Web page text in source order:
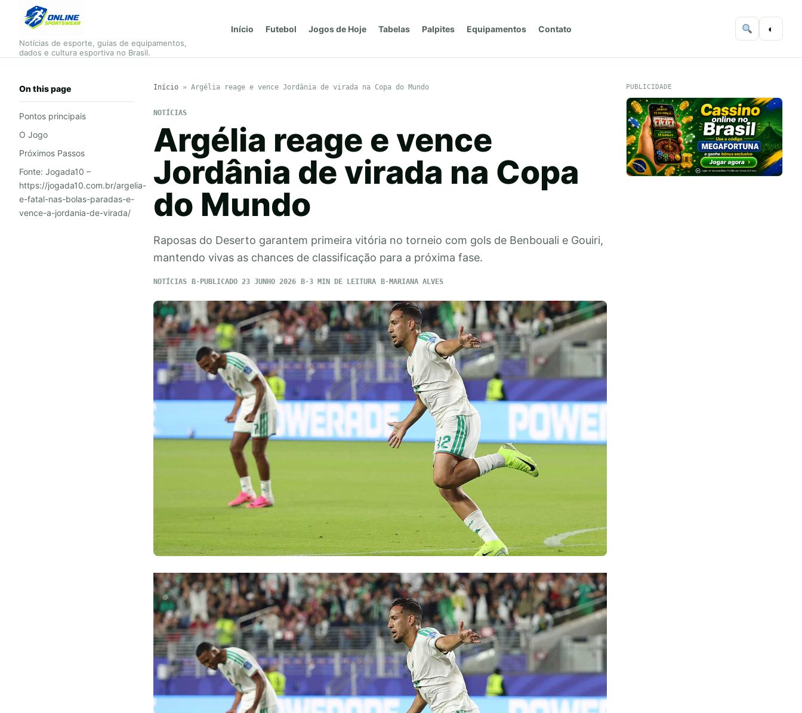
Notícias de esporte, guias de equipamentos,
dados e cultura esportiva no Brasil.
Início Futebol Jogos de Hoje Tabelas Palpites Equipamentos Contato ◐
On this page
Pontos principais
O Jogo
Próximos Passos
Fonte: Jogada10 –
https://jogada10.com.br/argelia-
e-fatal-nas-bolas-paradas-e-
vence-a-jordania-de-virada/
Início» Argélia reage e vence Jordânia de virada na Copa do Mundo
NOTÍCIAS
Argélia reage e vence
Jordânia de virada na Copa
do Mundo
Raposas do Deserto garantem primeira vitória no torneio com gols de Benbouali e Gouiri,
mantendo vivas as chances de classificação para a próxima fase.
NOTÍCIAS PUBLICADO 23 JUNHO 2026 3 MIN DE LEITURA MARIANA ALVES
PUBLICIDADE